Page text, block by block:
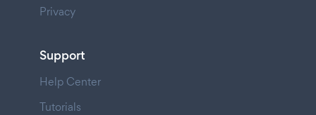
Privacy
Support
Help Center
Tutorials